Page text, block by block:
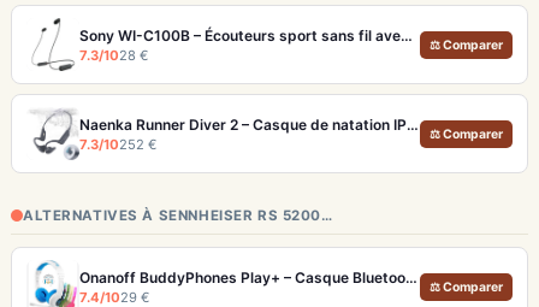
Sony WI-C100B – Écouteurs sport sans fil avec autonomie de 25 heures
7.3/1028 €
⚖ Comparer
Naenka Runner Diver 2 – Casque de natation IP68 avec MP3 32 Go et conduction osseuse
7.3/10252 €
⚖ Comparer
ALTERNATIVES À SENNHEISER RS 5200…
Onanoff BuddyPhones Play+ – Casque Bluetooth Enfants SafeAudio 3 Niveaux et StudyMode
7.4/1029 €
⚖ Comparer